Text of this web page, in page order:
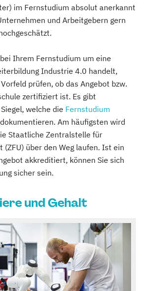
im Fernstudium absolut anerkannt
und Arbeitgebern gern
Ihrem Fernstudium um eine
Industrie 4.0 handelt,
prüfen, ob das Angebot bzw.
zertifiziert ist. Es gibt
welche die Fernstudium
dokumentieren. Am häufigsten wird
Staatliche Zentralstelle für
(ZFU) über den Weg laufen. Ist ein
akkreditiert, können Sie sich
sicher sein.
und Gehalt